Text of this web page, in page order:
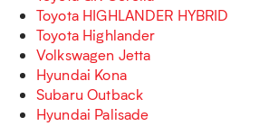
Toyota HIGHLANDER HYBRID
Toyota Highlander
Volkswagen Jetta
Hyundai Kona
Subaru Outback
Hyundai Palisade